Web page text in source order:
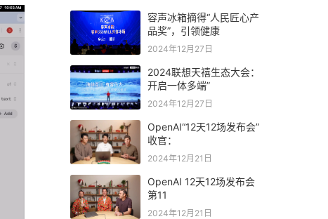
容声冰箱摘得“人民匠心产
品奖”，引领健康
2024年12月27日
2024联想天禧生态大会：
开启一体多端”
2024年12月27日
OpenAI“12天12场发布会”
收官：
2024年12月21日
OpenAI 12天12场发布会
第11
2024年12月21日